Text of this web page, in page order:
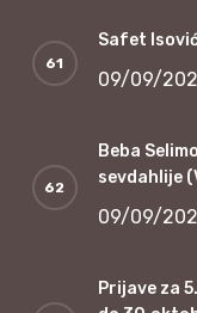
Safet
09/09/
Beba
sevdahlije
09/09/
Prijave za